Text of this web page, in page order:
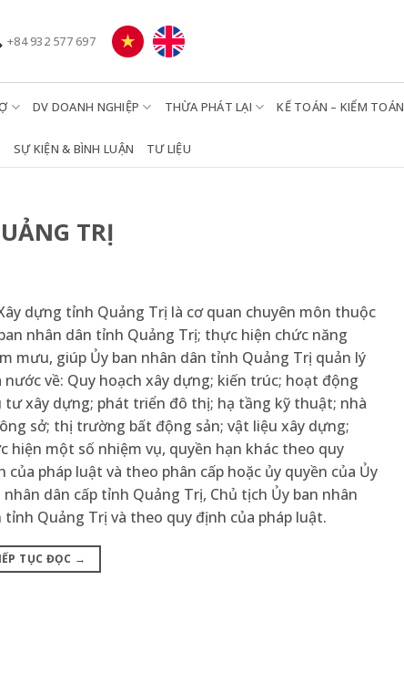
+84 932 577 697
DV DOANH NGHIỆP THỪA PHÁT LẠI KẾ TOÁN – KIỂM TOÁN
SỰ KIỆN & BÌNH LUẬN TƯ LIỆU
TRỊ
dựng tỉnh Quảng Trị là cơ quan chuyên môn thuộc
nhân dân tỉnh Quảng Trị; thực hiện chức năng
mưu, giúp Ủy ban nhân dân tỉnh Quảng Trị quản lý
nước về: Quy hoạch xây dựng; kiến trúc; hoạt động
tư xây dựng; phát triển đô thị; hạ tầng kỹ thuật; nhà
sở; thị trường bất động sản; vật liệu xây dựng;
hiện một số nhiệm vụ, quyền hạn khác theo quy
của pháp luật và theo phân cấp hoặc ủy quyền của Ủy
nhân dân cấp tỉnh Quảng Trị, Chủ tịch Ủy ban nhân
tỉnh Quảng Trị và theo quy định của pháp luật.
TỤC ĐỌC →